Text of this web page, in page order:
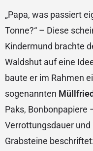
„Papa, was passiert
Tonne?“ – Diese
Kindermund brachte
Waldshut auf eine
baute er im Rahmen
sogenannten
Paks, Bonbonpapiere
Verrottungsdauer
Grabsteine beschriftet: